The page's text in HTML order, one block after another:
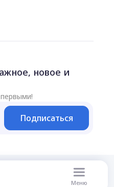
Меню
новое и
Подписаться